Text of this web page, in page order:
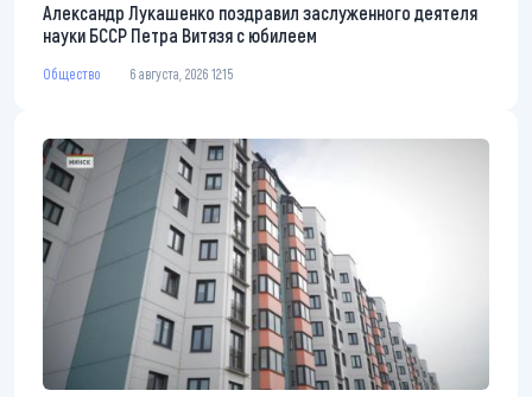
Александр Лукашенко поздравил заслуженного деятеля
науки БССР Петра Витязя с юбилеем
Общество 6 августа, 2026 12:15